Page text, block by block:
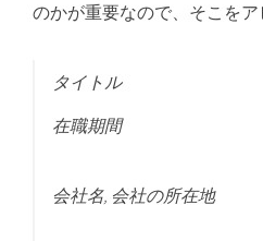
のかが重要なので、そこをア
タイ
在職期間
会社名, 会社の所在地